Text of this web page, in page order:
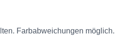
Farbabweichungen möglich.